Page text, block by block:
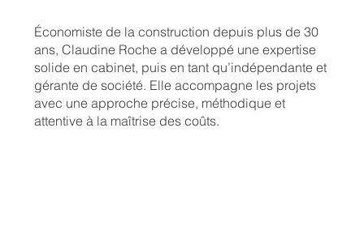
Économiste de la construction depuis plus de 30
ans, Claudine Roche a développé une expertise
solide en cabinet, puis en tant qu’indépendante et
gérante de société. Elle accompagne les projets
avec une approche précise, méthodique et
attentive à la maîtrise des coûts.